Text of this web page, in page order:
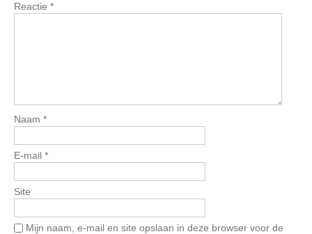
Reactie *
Naam *
E-mail *
Site
Mijn naam, e-mail en site opslaan in deze browser voor de